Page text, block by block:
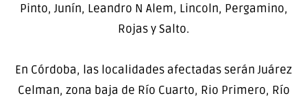
Pinto, Junín, Leandro N Alem, Lincoln, Pergamino,
Rojas y Salto.
En Córdoba, las localidades afectadas serán Juárez
Celman, zona baja de Río Cuarto, Rio Primero, Río